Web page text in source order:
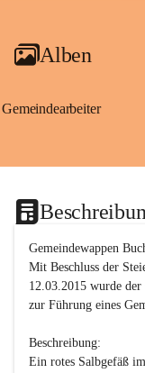
Alben
Gemeindearbeiter
Gemeindewappen
Mit Beschluss der
12.03.2015 wurde der
zur Führung eines
Beschreibung:
Ein rotes Salbgefäß